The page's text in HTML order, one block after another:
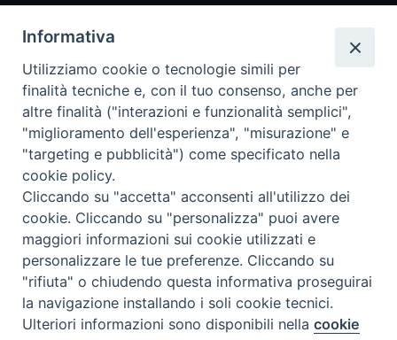
Arcidiocesi di Ravenna-Cervia
CONTATTI
Piazza Arcivescovado, 1 48121- Ravenna
tel 0544.541655
curia@diocesiravennacervia.it
Per segnalazioni tecniche e aggiornamenti:
webmaster@diocesiravennacervia.it
Preferenze Cookie
Informativa
Utilizziamo cookie o tecnologie simili per
finalità tecniche e, con il tuo consenso, anche per
altre finalità ("interazioni e funzionalità semplici",
"miglioramento dell'esperienza", "misurazione" e
"targeting e pubblicità") come specificato nella
cookie policy.
Cliccando su "accetta" acconsenti all'utilizzo dei
cookie. Cliccando su "personalizza" puoi avere
maggiori informazioni sui cookie utilizzati e
personalizzare le tue preferenze. Cliccando su
"rifiuta" o chiudendo questa informativa proseguirai
la navigazione installando i soli cookie tecnici.
Ulteriori informazioni sono disponibili nellacookie